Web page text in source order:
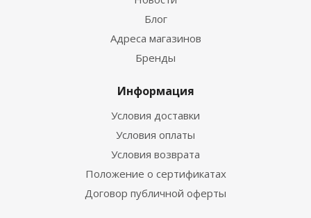
Блог
Адреса магазинов
Бренды
Информация
Условия доставки
Условия оплаты
Условия возврата
Положение о сертификатах
Договор публичной оферты